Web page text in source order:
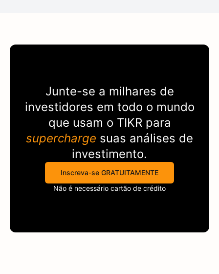
Junte-se a milhares de
investidores em todo o mundo
que usam o TIKRpara
supercharge suas análises de
investimento.
Inscreva-se GRATUITAMENTE
Não é necessário cartão de crédito